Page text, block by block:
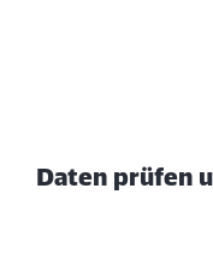
Daten prüfen